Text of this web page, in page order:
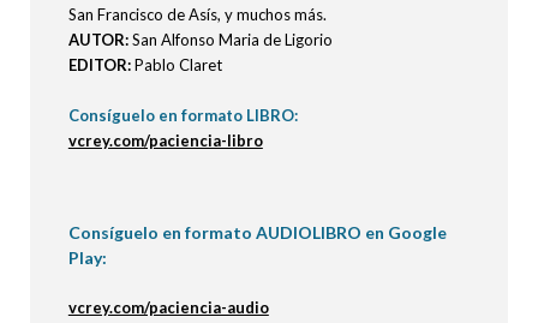
San Francisco de Asís, y muchos más.
AUTOR:San Alfonso Maria de Ligorio
EDITOR:Pablo Claret
Consíguelo en formato LIBRO:
vcrey.com/paciencia-libro
Consíguelo en formato AUDIOLIBRO en Google
Play:
vcrey.com/paciencia-audio